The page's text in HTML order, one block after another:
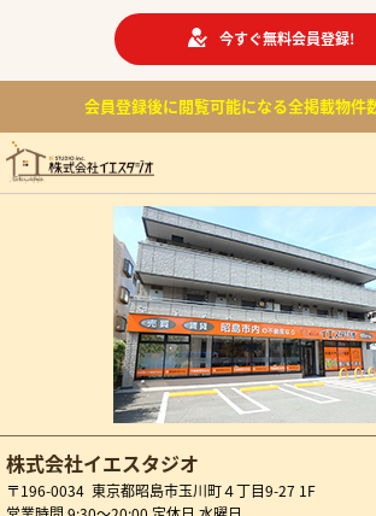
今すぐ無料会員登録!
会員登録後に閲覧可能になる全掲載物件
株式会社イエスタジオ
〒196-0034 東京都昭島市玉川町４丁目9-27 1F